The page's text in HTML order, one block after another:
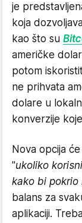
je
koja
kao što su
američke
potom
ne prihvata
dolare u
konverzije
Nova opcija
"ukoliko
kako bi pokrio
balans za
aplikaciji.